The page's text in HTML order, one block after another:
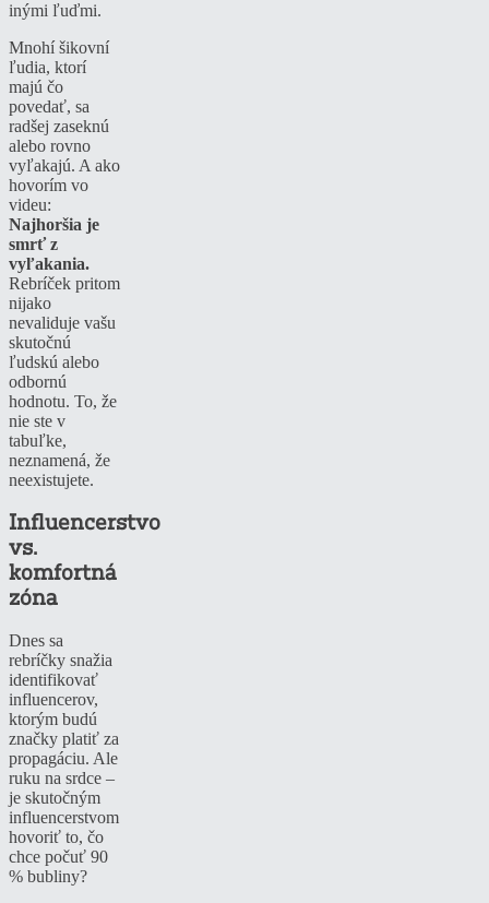
inými ľuďmi.
Mnohí šikovní
ľudia, ktorí
majú čo
povedať, sa
radšej zaseknú
alebo rovno
vyľakajú. A ako
hovorím vo
videu:
Najhoršia je
smrť z
vyľakania.
Rebríček pritom
nijako
nevaliduje vašu
skutočnú
ľudskú alebo
odbornú
hodnotu. To, že
nie ste v
tabuľke,
neznamená, že
neexistujete.
Influencerstvo
vs.
komfortná
zóna
Dnes sa
rebríčky snažia
identifikovať
influencerov,
ktorým budú
značky platiť za
propagáciu. Ale
ruku na srdce –
je skutočným
influencerstvom
hovoriť to, čo
chce počuť 90
% bubliny?